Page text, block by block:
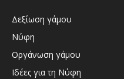
Δεξίωση γάμου
Νύφη
Οργάνωση γάμου
Ιδέες για τη Νύφη